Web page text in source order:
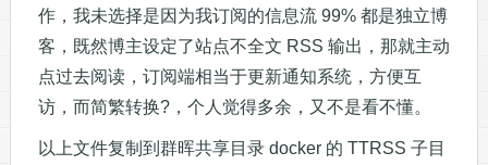
作，我未选择是因为我订阅的信息流 99% 都是独立博
客，既然博主设定了站点不全文 RSS 输出，那就主动
点过去阅读，订阅端相当于更新通知系统，方便互
访，而简繁转换?，个人觉得多余，又不是看不懂。
以上文件复制到群晖共享目录 docker 的 TTRSS 子目